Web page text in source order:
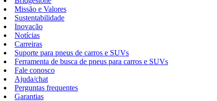
Missão e Valores
Sustentabilidade
Inovação
Notícias
Carreiras
Suporte para pneus de carros e SUVs
Ferramenta de busca de pneus para carros e SUVs
Fale conosco
Ajuda/chat
Perguntas frequentes
Garantias